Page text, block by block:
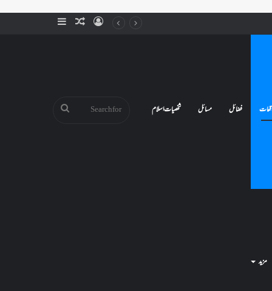
SidebarRandomLog
فضائل مسائل شخصیات اسلام
مزید
Search